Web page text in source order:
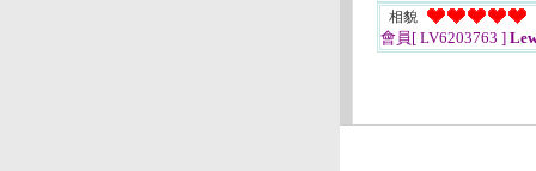
相貌
會員[ LV6203763 ]